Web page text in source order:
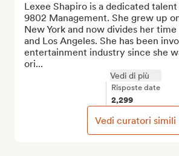
Lexee Shapiro is a dedicated
9802 Management. She grew up
New York and now divides her
and Los Angeles. She has been
entertainment industry since she
ori...
Vedi di più
Risposte date
2,299
Vedi curatori simili